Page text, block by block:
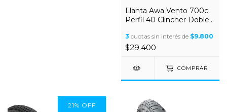
Llanta Awa Vento 700c
Perfil 40 Clincher Doble
3 cuotas sin interés de $9.800
$29.400
COMPRAR
21% OFF